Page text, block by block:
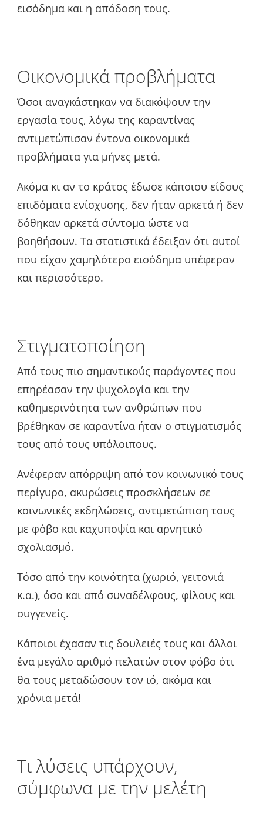
εισόδημα και η απόδοση τους.
Οικονομικά προβλήματα
Όσοι αναγκάστηκαν να διακόψουν την
εργασία τους, λόγω της καραντίνας
αντιμετώπισαν έντονα οικονομικά
προβλήματα για μήνες μετά.
Ακόμα κι αν το κράτος έδωσε κάποιου είδους
επιδόματα ενίσχυσης, δεν ήταν αρκετά ή δεν
δόθηκαν αρκετά σύντομα ώστε να
βοηθήσουν. Τα στατιστικά έδειξαν ότι αυτοί
που είχαν χαμηλότερο εισόδημα υπέφεραν
και περισσότερο.
Στιγματοποίηση
Από τους πιο σημαντικούς παράγοντες που
επηρέασαν την ψυχολογία και την
καθημερινότητα των ανθρώπων που
βρέθηκαν σε καραντίνα ήταν ο στιγματισμός
τους από τους υπόλοιπους.
Ανέφεραν απόρριψη από τον κοινωνικό τους
περίγυρο, ακυρώσεις προσκλήσεων σε
κοινωνικές εκδηλώσεις, αντιμετώπιση τους
με φόβο και καχυποψία και αρνητικό
σχολιασμό.
Τόσο από την κοινότητα (χωριό, γειτονιά
κ.α.), όσο και από συναδέλφους, φίλους και
συγγενείς.
Κάποιοι έχασαν τις δουλειές τους και άλλοι
ένα μεγάλο αριθμό πελατών στον φόβο ότι
θα τους μεταδώσουν τον ιό, ακόμα και
χρόνια μετά!
Τι λύσεις υπάρχουν,
σύμφωνα με την μελέτη